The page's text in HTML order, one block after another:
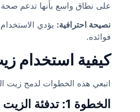
على نطاق واسع بأنها تدعم
نصيحة احترافية: يؤدي
فوائده.
كيفية استخدام
اتبعي هذه الخطوات لدمج زيت
الخطوة 1: تدفئة الزيت